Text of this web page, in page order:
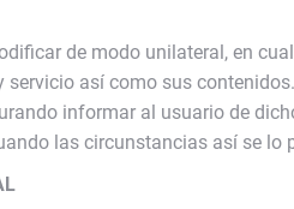
de modo unilateral, en
servicio así como sus
informar al usuario de
las circunstancias así se lo